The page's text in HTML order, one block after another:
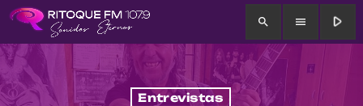
search menu play_arrow
Entrevistas